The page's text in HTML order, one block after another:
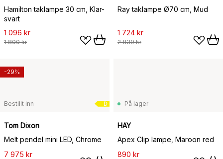
Hamilton taklampe 30 cm, Klar-
svart
1 096 kr
1 800 kr
Ray taklampe Ø70 cm, Mud
1 724 kr
2 839 kr
D
Bestillt inn
Tom Dixon
Melt pendel mini LED, Chrome
7 975 kr
-29%
På lager
HAY
Apex Clip lampe, Maroon red
890 kr